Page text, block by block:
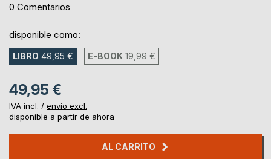
0%
0 Comentarios
disponible como:
LIBRO 49,95 € E-BOOK 19,99 €
49,95 €
IVA incl. / envío excl.
disponible a partir de ahora
AL CARRITO